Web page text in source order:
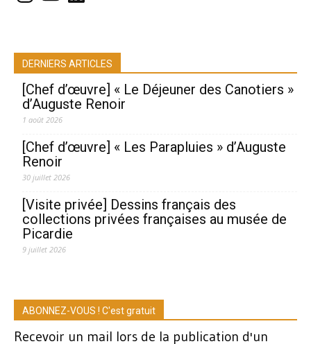
DERNIERS ARTICLES
[Chef d’œuvre] « Le Déjeuner des Canotiers »
d’Auguste Renoir
1 août 2026
[Chef d’œuvre] « Les Parapluies » d’Auguste
Renoir
30 juillet 2026
[Visite privée] Dessins français des
collections privées françaises au musée de
Picardie
9 juillet 2026
ABONNEZ-VOUS ! C'est gratuit
Recevoir un mail lors de la publication d'un